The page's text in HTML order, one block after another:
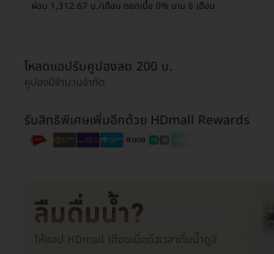
ผ่อน 1,312.67 บ./เดือน ดอกเบี้ย 0% นาน 6 เดือน
โหลดแอปรับคูปองลด 200 บ.
คูปองมีจำนวนจำกัด
รับสิทธิพิเศษเพิ่มอีกด้วย HDmall Rewards